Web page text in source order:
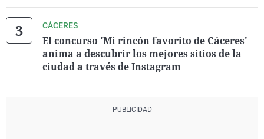
CÁCERES
El concurso 'Mi rincón favorito de Cáceres'
anima a descubrir los mejores sitios de la
ciudad a través de Instagram